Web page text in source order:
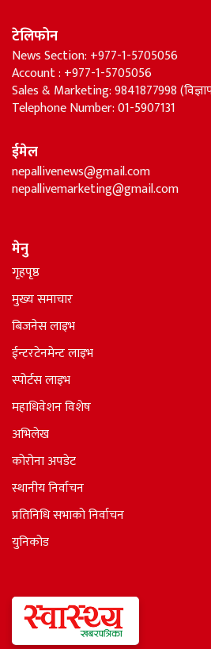
टेलिफोन
News Section: +977-1-5705056
Account : +977-1-5705056
Sales & Marketing: 9841877998
Telephone Number: 01-5907131
ईमेल
nepallivenews@gmail.com
nepallivemarketing@gmail.com
मेनु
गृहपृष्ठ
मुख्य समाचार
बिजनेस लाइभ
ईन्टरटेनमेन्ट लाइभ
स्पोर्टस लाइभ
महाधिवेशन विशेष
अभिलेख
कोरोना अपडेट
स्थानीय निर्वाचन
प्रतिनिधि सभाकाे निर्वाचन
युनिकोड